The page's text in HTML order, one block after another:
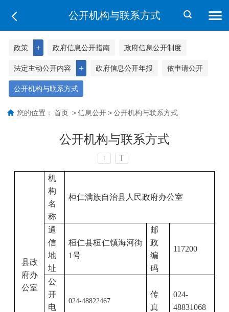
公开机构与联系方式
＋
政策 政府信息公开指南 政府信息公开制度
＋
法定主动公开内容 政府信息公开年报 依申请公开
公开机构与联系方式
您的位置： 首页 > 信息公开 > 公开机构与联系方式
公开机构与联系方式
T T
县政
府办
公室
机
构
名
称
桓仁满族自治县人民政府办公室
通
信
地
址
桓仁县桓仁镇海河街
1号
邮
政
编
码
117200
公
开
电
024-48822467
传
真
024-
48831068